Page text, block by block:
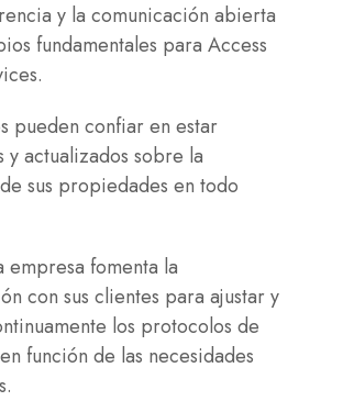
y la comunicación abierta
fundamentales para Access
pueden confiar en estar
y actualizados sobre la
sus propiedades en todo
empresa fomenta la
con sus clientes para ajustar y
los protocolos de
función de las necesidades